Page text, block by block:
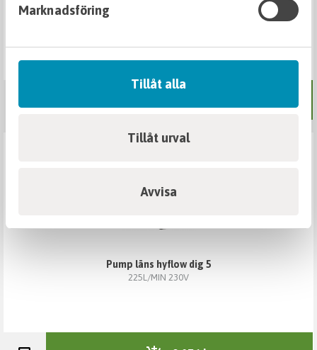
Marknadsföring
Tillåt alla
Tillåt urval
Avvisa
länspumpslang pvc 50mm
pump läns hyflow dig 5
225L/MIN 230V